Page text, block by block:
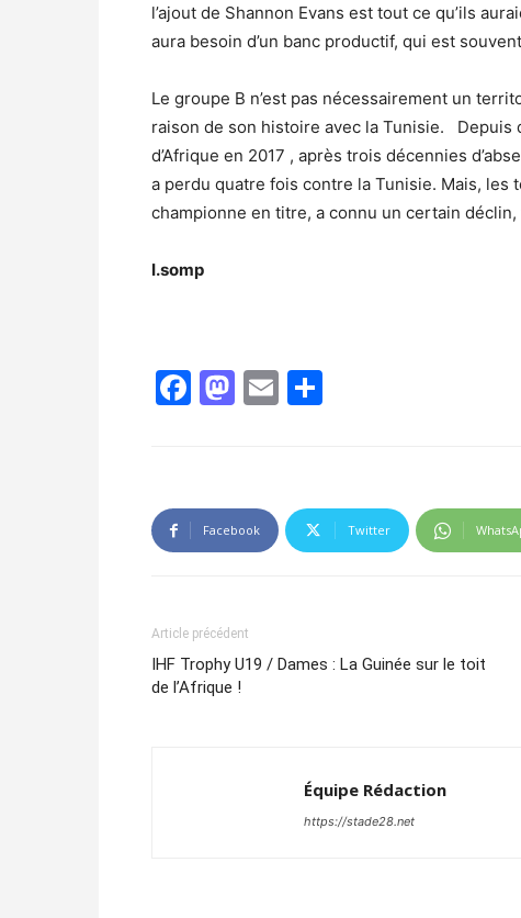
l’ajout de Shannon Evans est tout ce qu’ils
aura besoin d’un banc productif, qui est
Le groupe B n’est pas nécessairement un
raison de son histoire avec la Tunisie. Depuis
d’Afrique en 2017 , après trois décennies
a perdu quatre fois contre la Tunisie. Mais, les
championne en titre, a connu un certain
I.somp
Facebook
Mastodon
Email
Facebook Twitter
Article précédent
IHF Trophy U19 / Dames : La Guinée sur le toit
de l’Afrique !
Équipe Rédaction
https://stade28.net